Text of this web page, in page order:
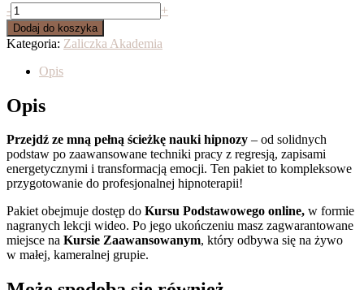
ilość
Akademia
Hipnozy
Duchowej
PAKIET
Zaliczka
- +
Dodaj do koszyka
Kategoria: Zaliczka Akademia
Opis
Opis
Przejdź ze mną pełną ścieżkę nauki hipnozy – od solidnych
podstaw po zaawansowane techniki pracy z regresją, zapisami
energetycznymi i transformacją emocji. Ten pakiet to kompleksowe
przygotowanie do profesjonalnej hipnoterapii!
Pakiet obejmuje dostęp do Kursu Podstawowego online, w formie
nagranych lekcji wideo. Po jego ukończeniu masz zagwarantowane
miejsce na Kursie Zaawansowanym, który odbywa się na żywo
w małej, kameralnej grupie.